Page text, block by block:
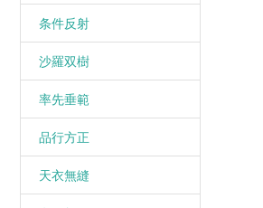
条件反射
沙羅双樹
率先垂範
品行方正
天衣無縫